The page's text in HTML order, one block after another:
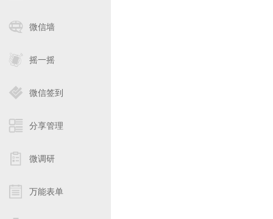
微信墙
摇一摇
微信签到
分享管理
微调研
万能表单